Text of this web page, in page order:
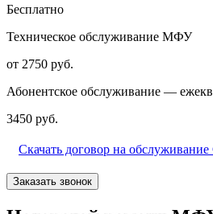
Бесплатно
Техническое обслуживание МФУ
от 2750 руб.
Абонентское обслуживание —
3450 руб.
Скачать договор на
Заказать звонок